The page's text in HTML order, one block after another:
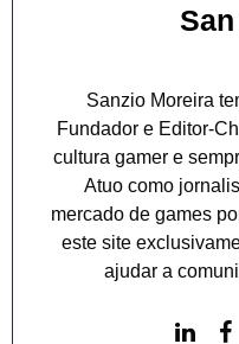
Sanzio Moreira
Fundador e Editor-
cultura gamer e
Atuo como
mercado de games
este site
ajudar a